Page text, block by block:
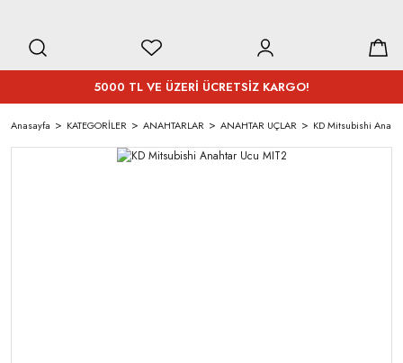
5000 TL VE ÜZERİ ÜCRETSİZ KARGO!
Anasayfa KATEGORİLER ANAHTARLAR ANAHTAR UÇLAR KD Mitsubishi